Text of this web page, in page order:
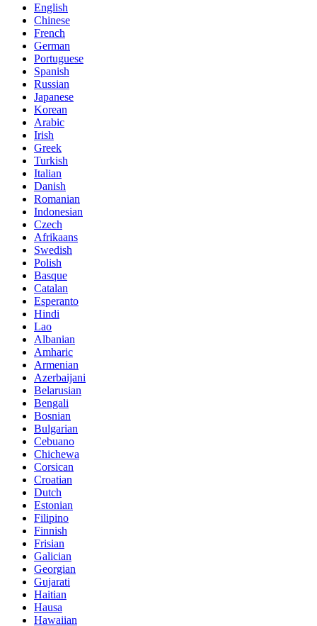
English
Chinese
French
German
Portuguese
Spanish
Russian
Japanese
Korean
Arabic
Irish
Greek
Turkish
Italian
Danish
Romanian
Indonesian
Czech
Afrikaans
Swedish
Polish
Basque
Catalan
Esperanto
Hindi
Lao
Albanian
Amharic
Armenian
Azerbaijani
Belarusian
Bengali
Bosnian
Bulgarian
Cebuano
Chichewa
Corsican
Croatian
Dutch
Estonian
Filipino
Finnish
Frisian
Galician
Georgian
Gujarati
Haitian
Hausa
Hawaiian